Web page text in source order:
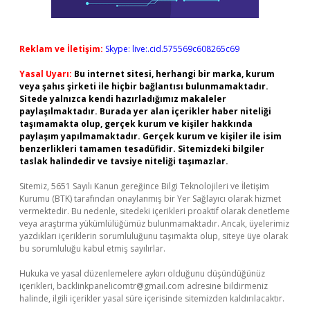
Reklam ve İletişim: Skype: live:.cid.575569c608265c69
Yasal Uyarı: Bu internet sitesi, herhangi bir marka, kurum
veya şahıs şirketi ile hiçbir bağlantısı bulunmamaktadır.
Sitede yalnızca kendi hazırladığımız makaleler
paylaşılmaktadır. Burada yer alan içerikler haber niteliği
taşımamakta olup, gerçek kurum ve kişiler hakkında
paylaşım yapılmamaktadır. Gerçek kurum ve kişiler ile isim
benzerlikleri tamamen tesadüfidir. Sitemizdeki bilgiler
taslak halindedir ve tavsiye niteliği taşımazlar.
Sitemiz, 5651 Sayılı Kanun gereğince Bilgi Teknolojileri ve İletişim
Kurumu (BTK) tarafından onaylanmış bir Yer Sağlayıcı olarak hizmet
vermektedir. Bu nedenle, sitedeki içerikleri proaktif olarak denetleme
veya araştırma yükümlülüğümüz bulunmamaktadır. Ancak, üyelerimiz
yazdıkları içeriklerin sorumluluğunu taşımakta olup, siteye üye olarak
bu sorumluluğu kabul etmiş sayılırlar.
Hukuka ve yasal düzenlemelere aykırı olduğunu düşündüğünüz
içerikleri, backlinkpanelicomtr@gmail.com adresine bildirmeniz
halinde, ilgili içerikler yasal süre içerisinde sitemizden kaldırılacaktır.